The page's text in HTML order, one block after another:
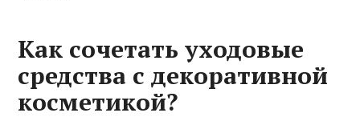
Как сочетать уходовые
средства с декоративной
косметикой?